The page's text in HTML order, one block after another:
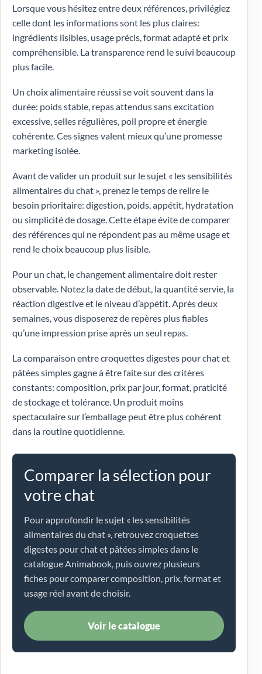
Lorsque vous hésitez entre deux références, privilégiez
celle dont les informations sont les plus claires:
ingrédients lisibles, usage précis, format adapté et prix
compréhensible. La transparence rend le suivi beaucoup
plus facile.
Un choix alimentaire réussi se voit souvent dans la
durée: poids stable, repas attendus sans excitation
excessive, selles régulières, poil propre et énergie
cohérente. Ces signes valent mieux qu’une promesse
marketing isolée.
Avant de valider un produit sur le sujet « les sensibilités
alimentaires du chat », prenez le temps de relire le
besoin prioritaire: digestion, poids, appétit, hydratation
ou simplicité de dosage. Cette étape évite de comparer
des références qui ne répondent pas au même usage et
rend le choix beaucoup plus lisible.
Pour un chat, le changement alimentaire doit rester
observable. Notez la date de début, la quantité servie, la
réaction digestive et le niveau d’appétit. Après deux
semaines, vous disposerez de repères plus fiables
qu’une impression prise après un seul repas.
La comparaison entre croquettes digestes pour chat et
pâtées simples gagne à être faite sur des critères
constants: composition, prix par jour, format, praticité
de stockage et tolérance. Un produit moins
spectaculaire sur l’emballage peut être plus cohérent
dans la routine quotidienne.
Comparer la sélection pour
votre chat
Pour approfondir le sujet « les sensibilités
alimentaires du chat », retrouvez croquettes
digestes pour chat et pâtées simples dans le
catalogue Animabook, puis ouvrez plusieurs
fiches pour comparer composition, prix, format et
usage réel avant de choisir.
Voir le catalogue